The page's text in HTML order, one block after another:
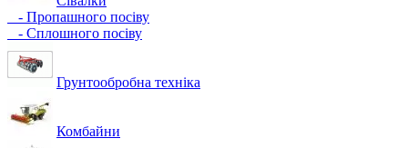
- Пропашного посіву
- Сплошного посіву
Грунтообробна техніка
Комбайни